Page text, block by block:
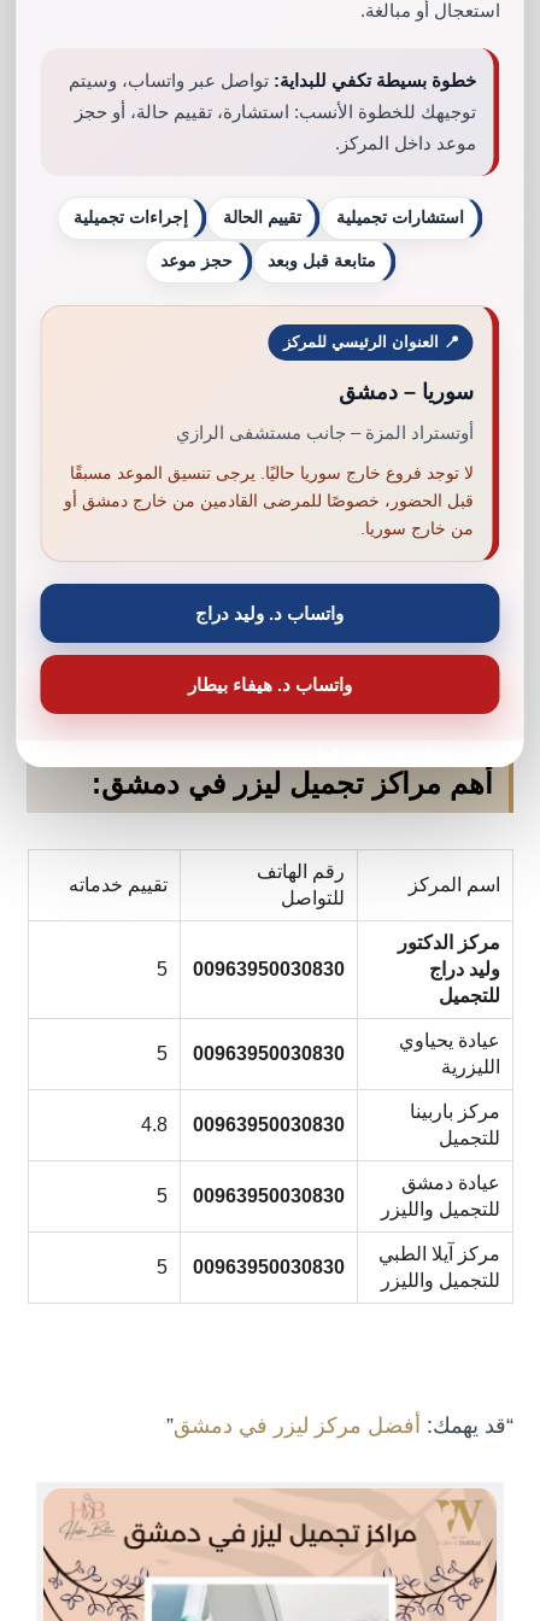
نحت البطن والخصر.
شد العضدين.
نحت الفخذين والساقين.
شد الفخذين.
تجميل الأذن.
شد الجفون.
تقصير الشفاه.
تجميل الذقن.
شد البطن والخواصر.
تجميل الثدي.
العمليات التجميلية الخاصة بالرجال.
حقن الشحوم.
تجميل المناطق الحميمية.
تجميل المؤخرة.
تجميل الوجه.
حقن البوتوكس والفيلر.
“اطلع على: مراكز التجميل والليزر في دمشق
أهم مراكز تجميل ليزر في دمشق:
اسم المركز
رقم الهاتف
للتواصل
تقييم خدماته
مركز الدكتور
وليد دراج
للتجميل
00963950030830
5
عيادة يحياوي
الليزرية
00963950030830
5
مركز باربينا
للتجميل
00963950030830
4.8
عيادة دمشق
للتجميل والليزر
00963950030830
5
مركز آيلا الطبي
للتجميل والليزر
00963950030830
5
“قد يهمك: أفضل مركز ليزر في دمشق”
استعجال أو مبالغة.
خطوة بسيطة تكفي للبداية: تواصل عبر واتساب، وسيتم
توجيهك للخطوة الأنسب: استشارة، تقييم حالة، أو حجز
موعد داخل المركز.
استشارات تجميلية تقييم الحالة إجراءات تجميلية
متابعة قبل وبعد حجز موعد
📍 العنوان الرئيسي للمركز
سوريا – دمشق
أوتستراد المزة – جانب مستشفى الرازي
لا توجد فروع خارج سوريا حاليًا. يرجى تنسيق الموعد مسبقًا
قبل الحضور، خصوصًا للمرضى القادمين من خارج دمشق أو
من خارج سوريا.
واتساب د. وليد دراج
واتساب د. هيفاء بيطار
دكتورة شفط دهون في قطر